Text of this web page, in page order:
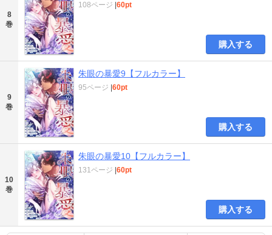
8
巻
108ページ 60pt
購入する
9
巻
朱眼の暴愛9【フルカラー】
95ページ 60pt
購入する
10
巻
朱眼の暴愛10【フルカラー】
131ページ 60pt
購入する